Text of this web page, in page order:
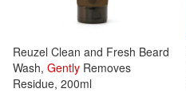
Reuzel Clean and Fresh Beard
Wash, Gently Removes
Residue, 200ml